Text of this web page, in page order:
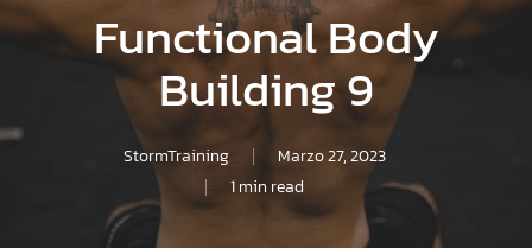
Functional Body
Building 9
StormTraining
Marzo 27, 2023
1 min read